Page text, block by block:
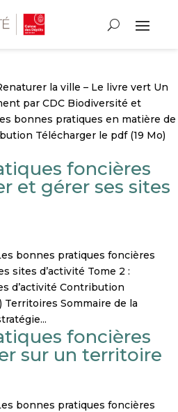
– Le livre vert
la ville – Le livre vert Un
par CDC Biodiversité et
bonnes pratiques en matière de
Télécharger le pdf (19 Mo)
foncières
et gérer ses sites
bonnes pratiques foncières
sites d’activité Tome 2 :
d’activité Contribution
Territoires Sommaire de la
foncières
sur un territoire
bonnes pratiques foncières